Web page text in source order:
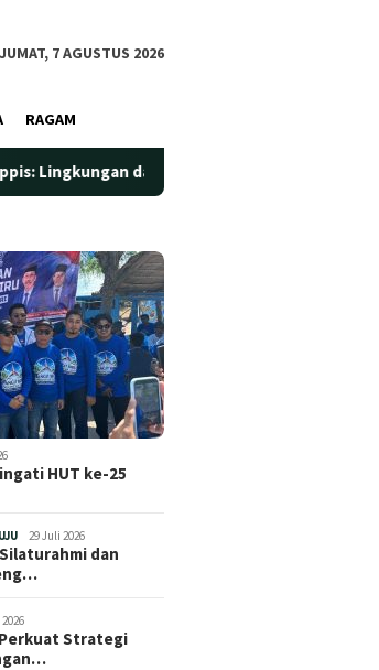
JUMAT, 7 AGUSTUS 2026
RAGAM
dan Kesehatan Jadi Prioritas
Zebra
Festival Jiwa Wastra Dibuka,
Pemprov Sulbar Perkuat
Strategi Pengembangan
HUT ke-25
29 Juli 2026
dan
Perkuat Strategi